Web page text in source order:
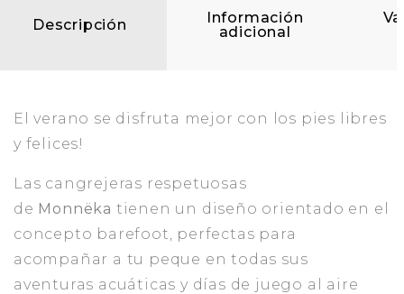
Descripción
Información
adicional
El verano se disfruta mejor con los pies libres
y felices!
Las cangrejeras respetuosas
de Monnëka tienen un diseño orientado en el
concepto barefoot, perfectas para
acompañar a tu peque en todas sus
aventuras acuáticas y días de juego al aire